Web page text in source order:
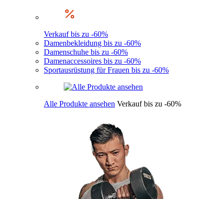
Verkauf bis zu -60%
Damenbekleidung bis zu -60%
Damenschuhe bis zu -60%
Damenaccessoires bis zu -60%
Sportausrüstung für Frauen bis zu -60%
Alle Produkte ansehen Verkauf bis zu -60%